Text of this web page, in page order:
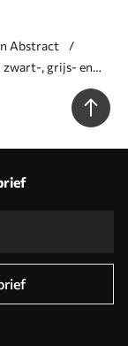
Abstract
zwart-, grijs- en